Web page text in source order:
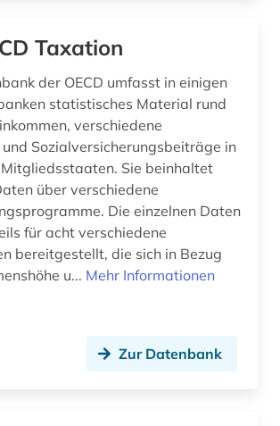
versicherungswesen (1)
versicherungswirtschaft (1)
verwaltungswissenschaft (3)
volkswirtschaft (4)
welthandel (4)
Taxation
der OECD umfasst in einigen
statistisches Material rund
verschiedene
Sozialversicherungsbeiträge in
Sie beinhaltet
über verschiedene
Die einzelnen Daten
für acht verschiedene
bereitgestellt, die sich in Bezug
u... Mehr Informationen
Zur Datenbank